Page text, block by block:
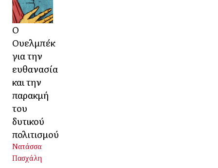
Ο
Ουελμπέκ
για την
ευθανασία
και την
παρακμή
του
δυτικού
πολιτισμού
Νατάσσα
Πασχάλη